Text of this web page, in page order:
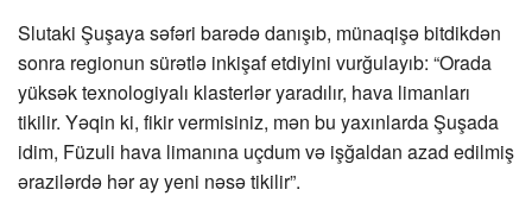
Slutaki Şuşaya səfəri barədə danışıb, münaqişə bitdikdən
sonra regionun sürətlə inkişaf etdiyini vurğulayıb: “Orada
yüksək texnologiyalı klasterlər yaradılır, hava limanları
tikilir. Yəqin ki, fikir vermisiniz, mən bu yaxınlarda Şuşada
idim, Füzuli hava limanına uçdum və işğaldan azad edilmiş
ərazilərdə hər ay yeni nəsə tikilir”.